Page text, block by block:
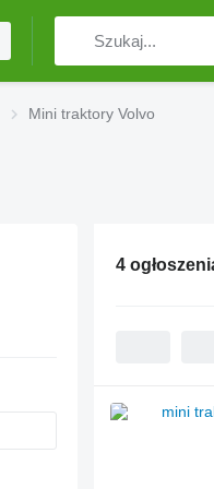
Mini traktory Volvo
4